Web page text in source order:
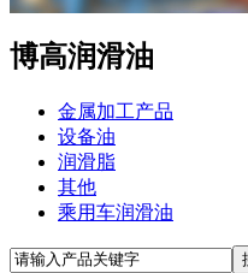
博高润滑油
金属加工产品
设备油
润滑脂
其他
乘用车润滑油